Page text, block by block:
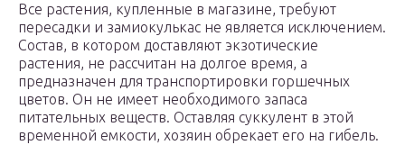
Все растения, купленные в магазине, требуют
пересадки и замиокулькас не является исключением.
Состав, в котором доставляют экзотические
растения, не рассчитан на долгое время, а
предназначен для транспортировки горшечных
цветов. Он не имеет необходимого запаса
питательных веществ. Оставляя суккулент в этой
временной емкости, хозяин обрекает его на гибель.